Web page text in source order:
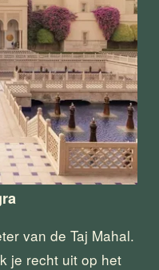
van de Taj Mahal.
je recht uit op het